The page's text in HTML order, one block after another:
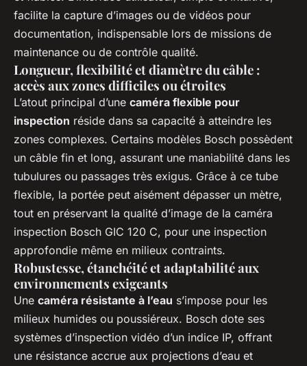
facilite la capture d’images ou de vidéos pour
documentation, indispensable lors de missions de
maintenance ou de contrôle qualité.
Longueur, flexibilité et diamètre du câble :
accès aux zones difficiles ou étroites
L’atout principal d’une caméra flexible pour
inspection réside dans sa capacité à atteindre les
zones complexes. Certains modèles Bosch possèdent
un câble fin et long, assurant une maniabilité dans les
tubulures ou passages très exigus. Grâce à ce tube
flexible, la portée peut aisément dépasser un mètre,
tout en préservant la qualité d’image de la caméra
inspection Bosch GIC 120 C, pour une inspection
approfondie même en milieux contraints.
Robustesse, étanchéité et adaptabilité aux
environnements exigeants
Une caméra résistante à l’eau s’impose pour les
milieux humides ou poussiéreux. Bosch dote ses
systèmes d’inspection vidéo d’un indice IP, offrant
une résistance accrue aux projections d’eau et